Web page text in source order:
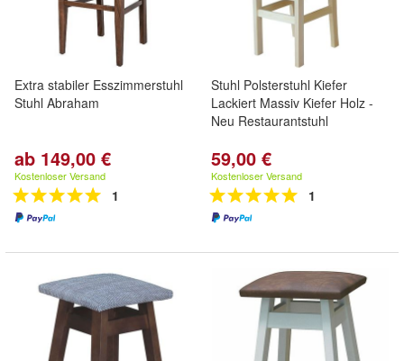
Extra stabiler Esszimmerstuhl
Stuhl Abraham
ab 149,00 €
Kostenloser Versand
1
Stuhl Polsterstuhl Kiefer
Lackiert Massiv Kiefer Holz -
Neu Restaurantstuhl
59,00 €
Kostenloser Versand
1